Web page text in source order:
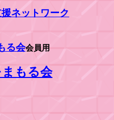
もる会
ネットワーク
る会会員用